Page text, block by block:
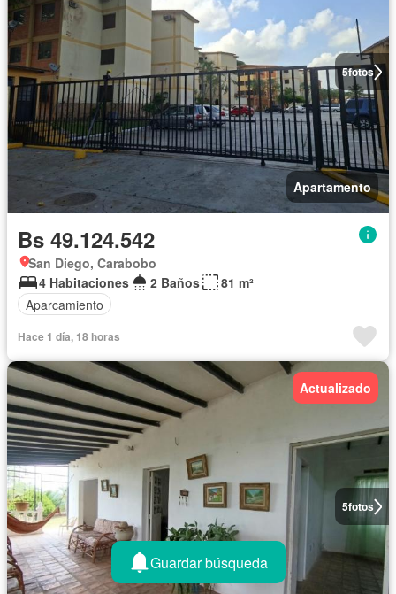
5fotos
Apartamento
Bs 49.124.542
San Diego, Carabobo
4 Habitaciones
2 Baños
81 m²
Aparcamiento
Hace 1 día, 18 horas
5fotos
Actualizado
Guardar búsqueda